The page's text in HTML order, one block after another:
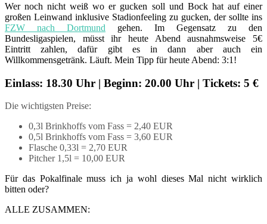
Wer noch nicht weiß wo er gucken soll und Bock hat auf einer
großen Leinwand inklusive Stadionfeeling zu gucken, der sollte ins
FZW nach Dortmund gehen. Im Gegensatz zu den
Bundesligaspielen, müsst ihr heute Abend ausnahmsweise 5€
Eintritt zahlen, dafür gibt es in dann aber auch ein
Willkommensgetränk. Läuft. Mein Tipp für heute Abend: 3:1!
Einlass: 18.30 Uhr | Beginn: 20.00 Uhr | Tickets: 5 €
Die wichtigsten Preise:
0,3l Brinkhoffs vom Fass = 2,40 EUR
0,5l Brinkhoffs vom Fass = 3,60 EUR
Flasche 0,33l = 2,70 EUR
Pitcher 1,5l = 10,00 EUR
Für das Pokalfinale muss ich ja wohl dieses Mal nicht wirklich
bitten oder?
ALLE ZUSAMMEN: